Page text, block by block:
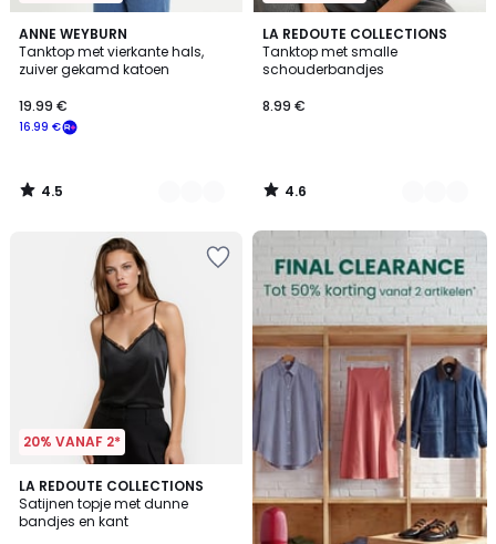
ANNE WEYBURN
Tanktop met vierkante hals,
zuiver gekamd katoen
16.99 €
19.99 €
4.5
/ 5
4
Kleuren
4.5
/
LA REDOUTE COLLECTIONS
Tanktop met smalle
schouderbandjes
8.99 €
4.6
/ 5
2
Kleuren
4.6
/
20% VANAF 2*
LA REDOUTE COLLECTIONS
Satijnen topje met dunne
bandjes en kant
2
Kleuren
FINAL
CLEARANCE